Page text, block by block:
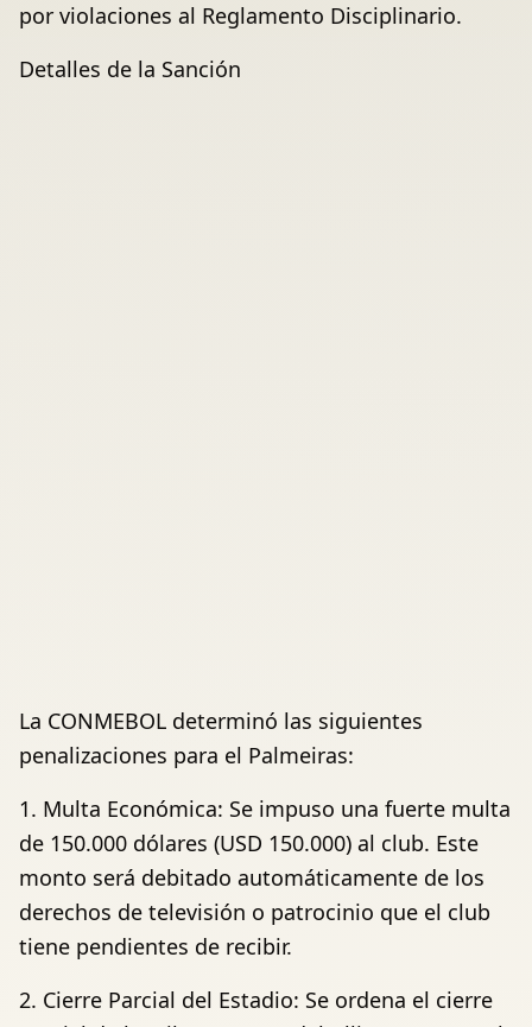
por violaciones al Reglamento Disciplinario.
Detalles de la Sanción
La CONMEBOL determinó las siguientes
penalizaciones para el Palmeiras:
1. Multa Económica: Se impuso una fuerte multa
de 150.000 dólares (USD 150.000) al club. Este
monto será debitado automáticamente de los
derechos de televisión o patrocinio que el club
tiene pendientes de recibir.
2. Cierre Parcial del Estadio: Se ordena el cierre